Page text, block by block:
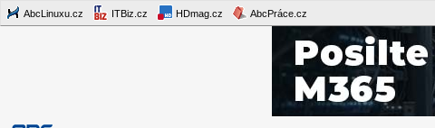
AbcLinuxu.cz ITBiz.cz HDmag.cz AbcPráce.cz